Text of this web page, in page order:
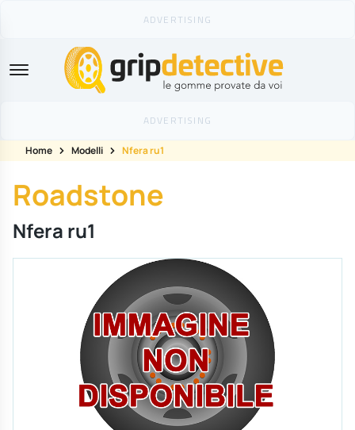
GripDetective
Home Modelli Nfera ru1
Roadstone
Nfera ru1